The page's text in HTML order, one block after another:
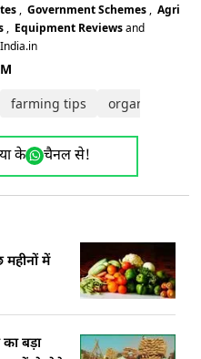
, Government Schemes , Agri
, Equipment Reviewsand
farming tips organic
के चैनल से!
में
बड़ा